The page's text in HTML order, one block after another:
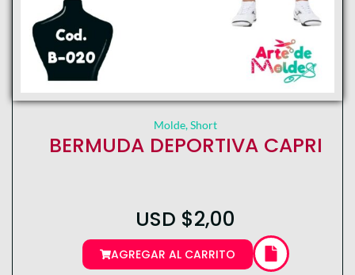
Molde,Short
BERMUDA DEPORTIVA CAPRI
USD $2,00
AGREGAR AL CARRITO